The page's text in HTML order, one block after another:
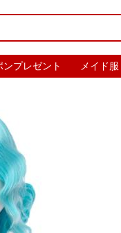
プレゼント メイド服